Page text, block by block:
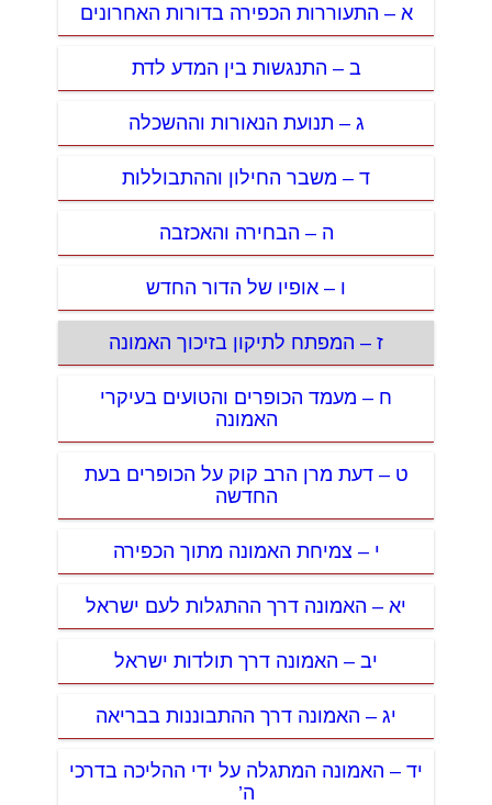
א – התעוררות הכפירה בדורות האחרונים
ב – התנגשות בין המדע לדת
ג – תנועת הנאורות וההשכלה
ד – משבר החילון וההתבוללות
ה – הבחירה והאכזבה
ו – אופיו של הדור החדש
ז – המפתח לתיקון בזיכוך האמונה
ח – מעמד הכופרים והטועים בעיקרי
האמונה
ט – דעת מרן הרב קוק על הכופרים בעת
החדשה
י – צמיחת האמונה מתוך הכפירה
יא – האמונה דרך ההתגלות לעם ישראל
יב – האמונה דרך תולדות ישראל
יג – האמונה דרך ההתבוננות בבריאה
יד – האמונה המתגלה על ידי ההליכה בדרכי
ה’